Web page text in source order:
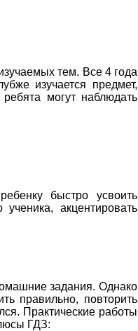
тем. Все 4 года
изучается предмет,
могут наблюдать
быстро усвоить
акцентировать
задания. Однако
правильно, повторить
Практические работы
ГДЗ: